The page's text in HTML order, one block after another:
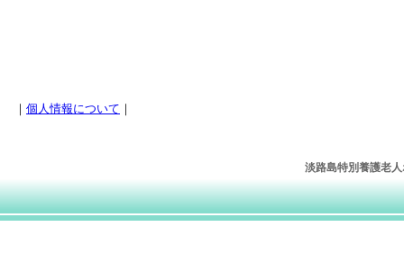
｜ 個人情報について ｜
淡路島特別養護老